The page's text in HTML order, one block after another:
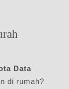
Data
di rumah?